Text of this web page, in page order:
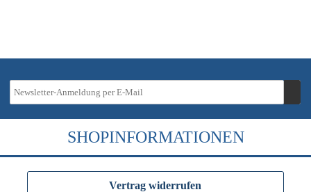
SHOPINFORMATIONEN
Vertrag widerrufen